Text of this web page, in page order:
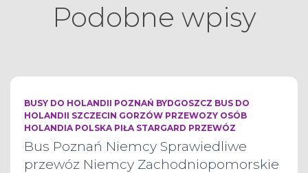
Podobne wpisy
BUSY DO HOLANDII POZNAŃ BYDGOSZCZ BUS DO
HOLANDII SZCZECIN GORZÓW PRZEWOZY OSÓB
HOLANDIA POLSKA PIŁA STARGARD PRZEWÓZ
Bus Poznań Niemcy Sprawiedliwe
przewóz Niemcy Zachodniopomorskie